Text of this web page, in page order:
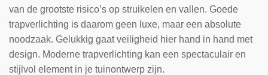
van de grootste risico’s op struikelen en vallen. Goede
trapverlichting is daarom geen luxe, maar een absolute
noodzaak. Gelukkig gaat veiligheid hier hand in hand met
design. Moderne trapverlichting kan een spectaculair en
stijlvol element in je tuinontwerp zijn.